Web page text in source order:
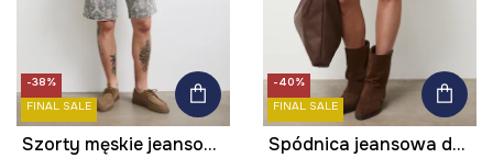
-38%
FINAL SALE
Szorty męskie jeansowe regular waist z efektem sprania
-40%
FINAL SALE
Spódnica jeansowa damska żakardowa wzorzysta